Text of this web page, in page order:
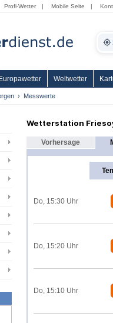
Profi-Wetter | Mobile Seite |
Europawetter Weltwetter
Messwerte
Wetterstation
Vorhersage
Do, 15:30 Uhr
Do, 15:20 Uhr
Do, 15:10 Uhr